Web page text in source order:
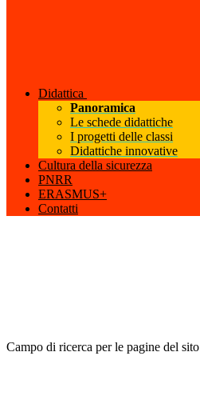
Didattica
Panoramica
Le schede didattiche
I progetti delle classi
Didattiche innovative
Cultura della sicurezza
PNRR
ERASMUS+
Contatti
Campo di ricerca per le pagine del sito